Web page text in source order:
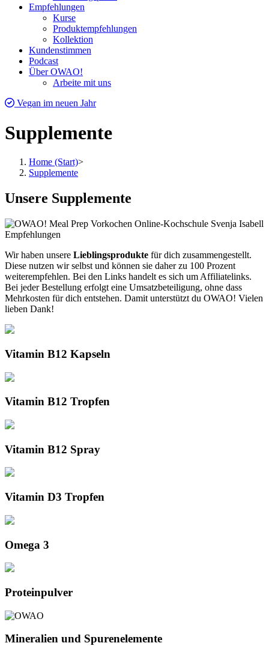
Empfehlungen
Kurse
Produktempfehlungen
Kollektion
Kundenstimmen
Podcast
Über OWAO!
Arbeite mit uns
Vegan im neuen Jahr
Supplemente
Home (Start)>
Supplemente
Unsere Supplemente
Wir haben unsere Lieblingsprodukte für dich zusammengestellt.
Diese nutzen wir selbst und können sie daher zu 100 Prozent
weiterempfehlen. Bei den Links handelt es sich um Affiliatelinks.
Bei jeder Bestellung erfolgt eine Umsatzbeteiligung, ohne dass
Mehrkosten für dich entstehen. Damit unterstützt du OWAO! Vielen
lieben Dank!
Vitamin B12 Kapseln
Vitamin B12 Tropfen
Vitamin B12 Spray
Vitamin D3 Tropfen
Omega 3
Proteinpulver
Mineralien und Spurenelemente